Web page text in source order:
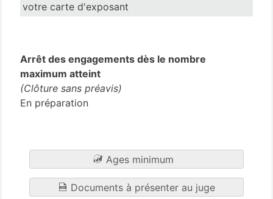
votre carte d'exposant
Arrêt des engagements dès le nombre
maximum atteint
(Clôture sans préavis)
En préparation
Ages minimum
Documents à présenter au juge